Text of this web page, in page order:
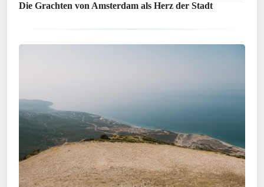
Die Grachten von Amsterdam als Herz der Stadt